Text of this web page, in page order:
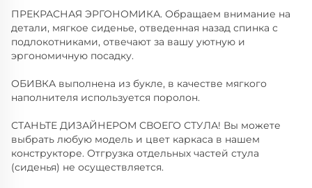
ПРЕКРАСНАЯ ЭРГОНОМИКА. Обращаем внимание на
детали, мягкое сиденье, отведенная назад спинка с
подлокотниками, отвечают за вашу уютную и
эргономичную посадку.
ОБИВКА выполнена из букле, в качестве мягкого
наполнителя используется поролон.
СТАНЬТЕ ДИЗАЙНЕРОМ СВОЕГО СТУЛА! Вы можете
выбрать любую модель и цвет каркаса в нашем
конструкторе. Отгрузка отдельных частей стула
(сиденья) не осуществляется.